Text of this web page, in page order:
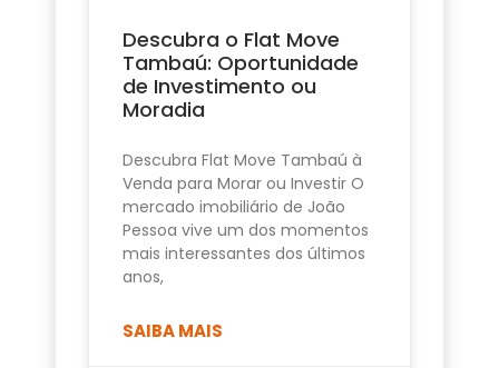
Descubra o Flat Move
Tambaú: Oportunidade
de Investimento ou
Moradia
Descubra Flat Move Tambaú à
Venda para Morar ou Investir O
mercado imobiliário de João
Pessoa vive um dos momentos
mais interessantes dos últimos
anos,
SAIBA MAIS